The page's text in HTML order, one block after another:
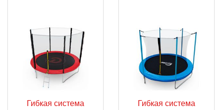
Гибкая система
Гибкая система